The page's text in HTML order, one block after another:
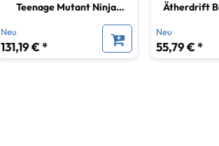
Teenage Mutant Ninja
Turtles Draft Night englisch
Neu
131,19 € *
Ätherdrift
Neu
55,79 € *